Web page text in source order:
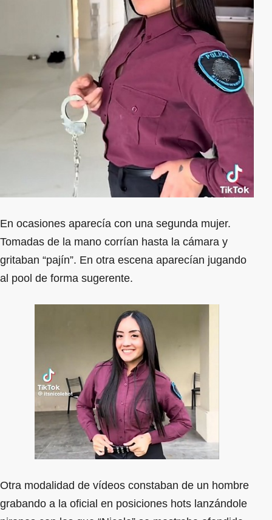
En ocasiones aparecía con una segunda mujer.
Tomadas de la mano corrían hasta la cámara y
gritaban “pajín”. En otra escena aparecían jugando
al pool de forma sugerente.
Otra modalidad de vídeos constaban de un hombre
grabando a la oficial en posiciones hots lanzándole